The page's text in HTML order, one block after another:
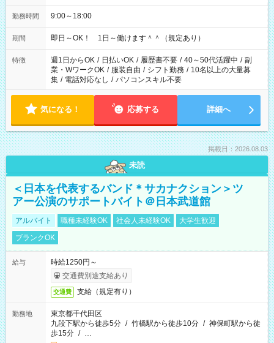
勤務時間 9:00～18:00
期間 即日～OK！ 1日～働けます＾＾（規定あり）
特徴 週1日からOK / 日払いOK / 履歴書不要 / 40～50代活躍中 / 副
業・WワークOK / 服装自由 / シフト勤務 / 10名以上の大量募
集 / 電話対応なし / パソコンスキル不要
気になる！ 応募する 詳細へ
掲載日：2026.08.03
未読
＜日本を代表するバンド＊サカナクション＞ツ
アー公演のサポートバイト＠日本武道館
アルバイト 職種未経験OK 社会人未経験OK
大学生歓迎
ブランクOK
給与
時給1250円～
交通費別途支給あり
交通費 支給（規定有り）
勤務地
東京都千代田区
九段下駅から徒歩5分 / 竹橋駅から徒歩10分 / 神保町駅から徒
歩15分 / …